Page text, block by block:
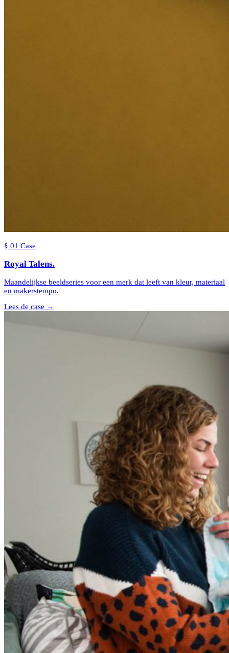
§ 01 Case
Royal Talens.
Maandelijkse beeldseries voor een merk dat leeft van kleur, materiaal
en makerstempo.
Lees de case →